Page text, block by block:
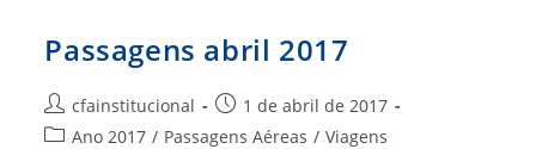
Passagens abril 2017
Autor
do
cfainstitucional
Post
publicado:
1 de abril de 2017
Categoria
Ano 2017 / Passagens Aéreas / Viagens